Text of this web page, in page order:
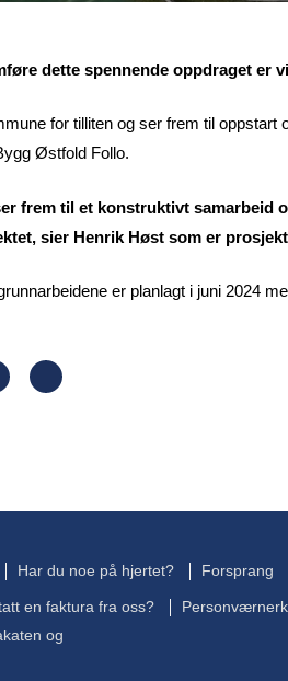
dette spennende oppdraget er
for tilliten og ser frem til oppstart
Østfold Follo.
frem til et konstruktivt samarbeid
sier Henrik Høst som er
er planlagt i juni 2024
Har du noe på hjertet? Forsprang
en faktura fra oss?
og